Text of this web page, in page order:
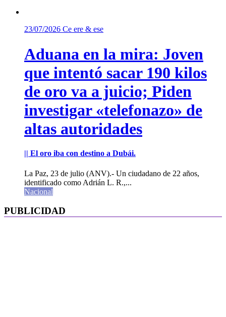
23/07/2026 Ce ere & ese
Aduana en la mira: Joven
que intentó sacar 190 kilos
de oro va a juicio; Piden
investigar «telefonazo» de
altas autoridades
|| El oro iba con destino a Dubái.
La Paz, 23 de julio (ANV).- Un ciudadano de 22 años,
identificado como Adrián L. R.,...
Nacional
PUBLICIDAD